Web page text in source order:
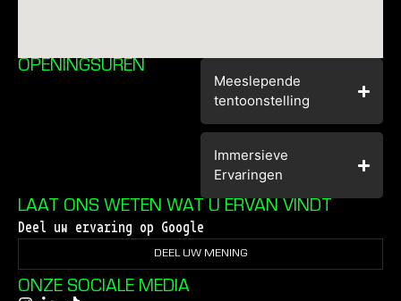
OPENINGSUREN
Meeslepende
tentoonstelling
Immersieve
Ervaringen
LAAT ONS WETEN WAT U ERVAN VINDT
Deel uw ervaring op Google
DEEL UW MENING
ONZE SOCIALE MEDIA